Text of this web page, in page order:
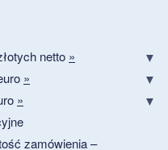
netto »
»
»
zamówienia –